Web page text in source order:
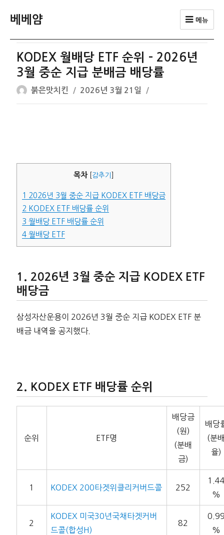
베베얌 메뉴
KODEX 월배당 ETF 순위 – 2026년
3월 중순 지급 분배금 배당률
글
쓴
붉은맛치킨
작
성
2026년 3월 21일
목차 감추기
1 2026년 3월 중순 지급 KODEX ETF 배당금
2 KODEX ETF 배당률 순위
3 월배당 ETF 배당률 순위
4월배당 ETF
2026년 3월 중순 지급 KODEX ETF
배당금
삼성자산운용이 2026년 3월 중순 지급 KODEX ETF 분
배금 내역을 공지했다.
KODEX ETF 배당률 순위
순위 ETF명
배당금
(원)
(분배
금)
배당
(분
율)
1 KODEX 200타겟위클리커버드콜 252
%
2
KODEX 미국30년국채타겟커버
드콜(합성H)
82
%